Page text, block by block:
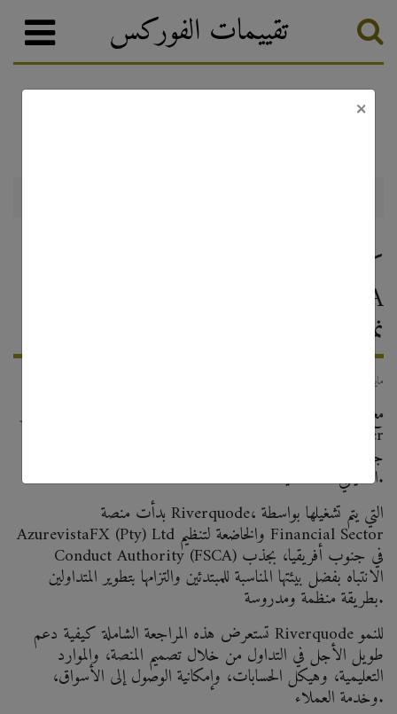
تقييمات الفوركس
نمو المتداولين
7 مايو, 2026
مع استمرار تزايد الطلب على منصات التداول عبر الإنترنت التي تتميز
جديد أن يثبت قدرته على توفير الاستقرار والشفافية والدعم
الحقيقي لمستخدميه.
بدأت منصة Riverquode، التي يتم تشغيلها بواسطة
AzurevistaFX (Pty) Ltd والخاضعة لتنظيم Financial Sector
Conduct Authority (FSCA) في جنوب أفريقيا، بجذب
الانتباه بفضل بيئتها المناسبة للمبتدئين والتزامها بتطوير المتداولين
بطريقة منظمة ومدروسة.
تستعرض هذه المراجعة الشاملة كيفية دعم Riverquode للنمو
طويل الأجل في التداول من خلال تصميم المنصة، والموارد
التعليمية، وهيكل الحسابات، وإمكانية الوصول إلى الأسواق،
وخدمة العملاء.
×